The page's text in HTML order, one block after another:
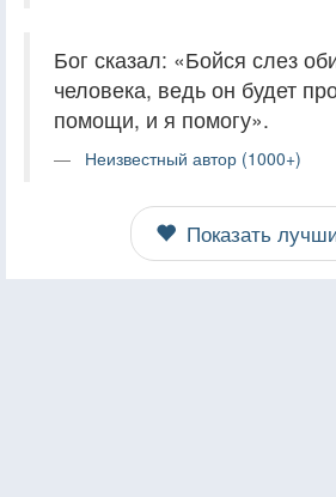
Бог сказал: «Бойся слез
человека, ведь он будет
помощи, и я помогу».
Неизвестный автор (1000+)
Показать